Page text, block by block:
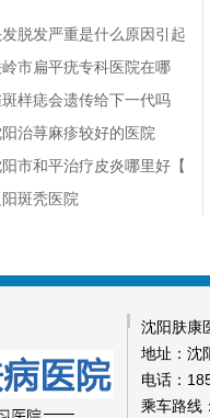
脱发严重是什么原因引起
市扁平疣专科医院在哪
样痣会遗传给下一代吗
治荨麻疹较好的医院
市和平治疗皮炎哪里好【
斑秃医院
沈阳肤康
地址：沈
电话：
乘车路线